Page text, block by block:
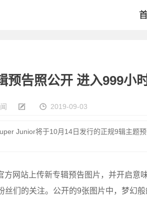
告照公开 进入999小
2019-09-03
Junior将于10月14日发行的正规9辑主题预
站上传新专辑预告图片，并开启意
丝们的关注。公开的9张图片中，梦幻